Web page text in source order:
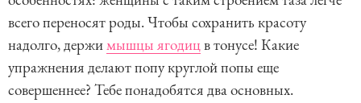
всего переносят роды. Чтобы сохранить красоту
надолго, держимышцы ягодицв тонусе! Какие
упражнения делают попу круглой попы еще
совершеннее? Тебе понадобятся два основных.